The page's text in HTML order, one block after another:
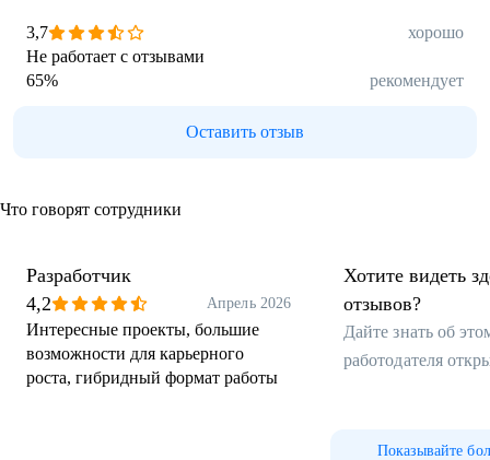
3,7
хорошо
Не работает с отзывами
65% рекомендует
Оставить отзыв
Что говорят сотрудники
Разработчик
4,2
Апрель 2026
Интересные проекты, большие
возможности для карьерного
роста, гибридный формат работы
Хотите видеть
отзывов?
Дайте знать об
работодателя
Показывайте